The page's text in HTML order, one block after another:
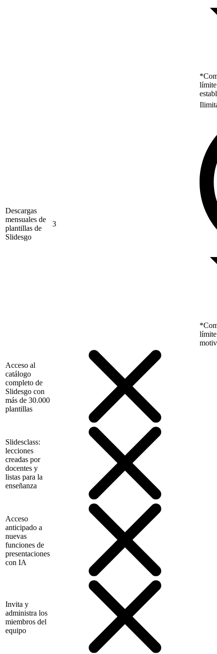
Descargas
mensuales de
plantillas de
Slidesgo
3
límite
Acceso al
catálogo
completo de
Slidesgo con
más de 30.000
plantillas
Slidesclass:
lecciones
creadas por
docentes y
listas para la
enseñanza
Acceso
anticipado a
nuevas
funciones de
presentaciones
con IA
Invita y
administra los
miembros del
equipo